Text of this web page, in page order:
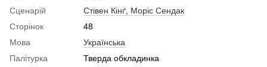
Сценарій
Стівен Кінґ, Моріс Сендак
Сторінок
48
Мова
Українська
Палітурка
Тверда обкладинка